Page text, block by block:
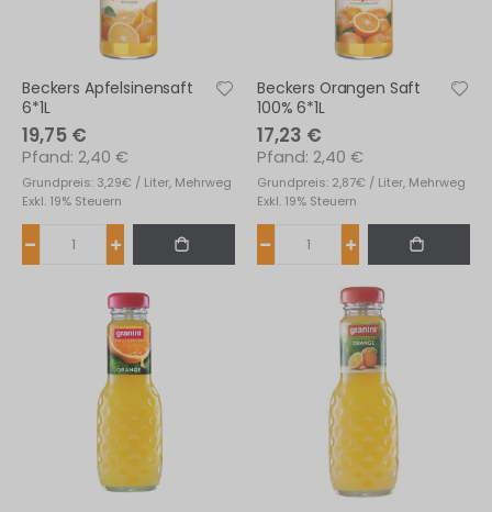
Beckers Apfelsinensaft
6*1L
19,75 €
Grundpreis: 3,29€ / Liter, Mehrweg
2,40 €
Exkl. 19% Steuern
Beckers Orangen Saft
100% 6*1L
17,23 €
Grundpreis: 2,87€ / Liter, Mehrweg
2,40 €
Exkl. 19% Steuern